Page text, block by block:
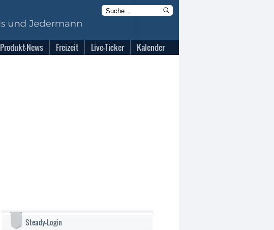
Produkt-News Freizeit Live-Ticker Kalender
Steady-Login